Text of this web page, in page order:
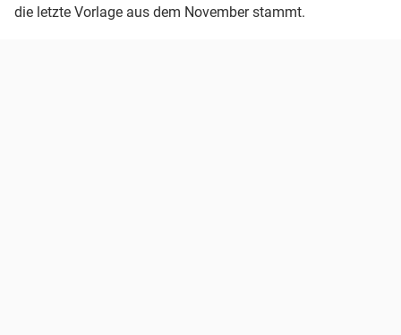
die letzte Vorlage aus dem November stammt.